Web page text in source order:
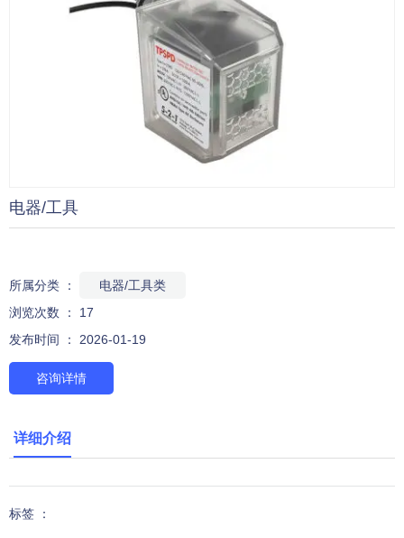
电器/工具
所属分类 ：
电器/工具类
浏览次数 ： 17
发布时间 ： 2026-01-19
咨询详情
详细介绍
标签 ：